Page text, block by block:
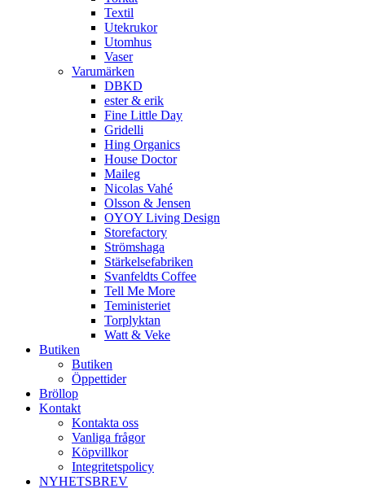
Textil
Utekrukor
Utomhus
Vaser
Varumärken
DBKD
ester & erik
Fine Little Day
Gridelli
Hing Organics
House Doctor
Maileg
Nicolas Vahé
Olsson & Jensen
OYOY Living Design
Storefactory
Strömshaga
Stärkelsefabriken
Svanfeldts Coffee
Tell Me More
Teministeriet
Torplyktan
Watt & Veke
Butiken
Butiken
Öppettider
Bröllop
Kontakt
Kontakta oss
Vanliga frågor
Köpvillkor
Integritetspolicy
NYHETSBREV